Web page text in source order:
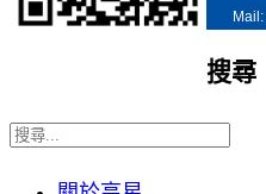
Mail:
搜尋